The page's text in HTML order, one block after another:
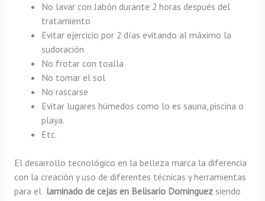
No lavar con Jabón durante 2 horas después del
tratamiento
Evitar ejercicio por 2 días evitando al máximo la
sudoración
No frotar con toalla
No tomar el sol
No rascarse
Evitar lugares húmedos como lo es sauna, piscina o
playa.
Etc.
El desarrollo tecnológico en la belleza marca la diferencia
con la creación y uso de diferentes técnicas y herramientas
para el laminado de cejas en Belisario Dominguezsiendo